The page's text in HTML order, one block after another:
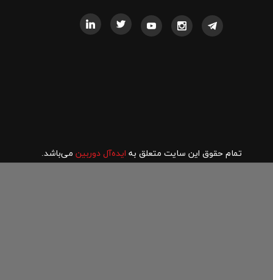
تمام حقوق این سایت متعلق به ایده‌آل دوربین می‌باشد.